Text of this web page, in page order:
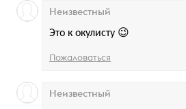
Это к окулисту 😉
Неизвестный
Пожаловаться
Неизвестный